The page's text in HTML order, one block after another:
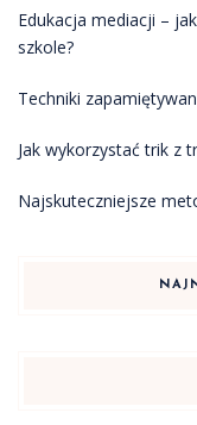
Edukacja mediacji –
szkole?
Techniki
Jak wykorzystać trik z
Najskuteczniejsze